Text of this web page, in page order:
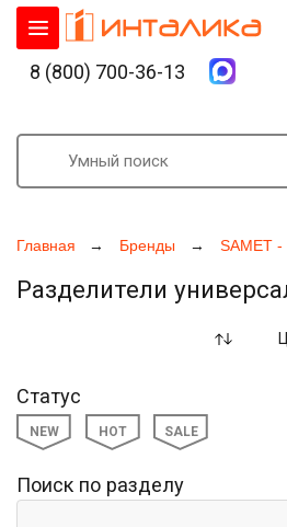
Главная Бренды SAMET
Разделители
Статус
NEW HOT SALE
Поиск по разделу
8 (800) 700-36-13